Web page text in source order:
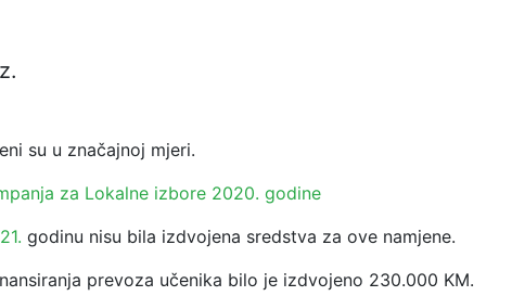
su u značajnoj mjeri.
za Lokalne izbore 2020. godine
godinu nisu bila izdvojena sredstva za ove namjene.
prevoza učenika bilo je izdvojeno 230.000 KM.